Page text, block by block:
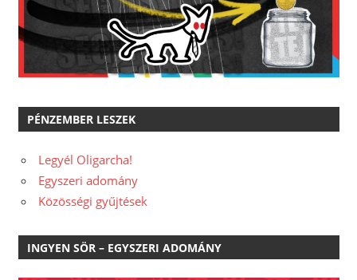
PÉNZEMBER LESZEK
Legyél Oligarcha!
Egyszeri adomány
Közösségi gyűjtések
INGYEN SÖR – EGYSZERI ADOMÁNY